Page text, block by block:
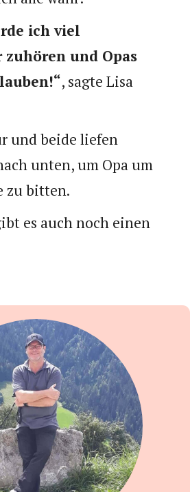
ich viel
und Opas
, sagte Lisa
und beide liefen
unten, um Opa um
zu bitten.
es auch noch einen